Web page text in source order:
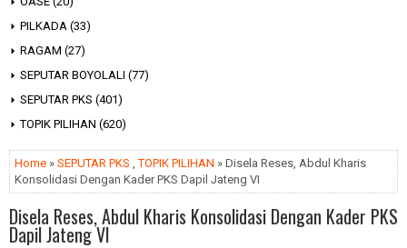
PILKADA (33)
RAGAM (27)
SEPUTAR BOYOLALI (77)
SEPUTAR PKS (401)
TOPIK PILIHAN (620)
Home » SEPUTAR PKS ,TOPIK PILIHAN » Disela Reses, Abdul Kharis
Konsolidasi Dengan Kader PKS Dapil Jateng VI
Disela Reses, Abdul Kharis Konsolidasi Dengan Kader PKS
Dapil Jateng VI